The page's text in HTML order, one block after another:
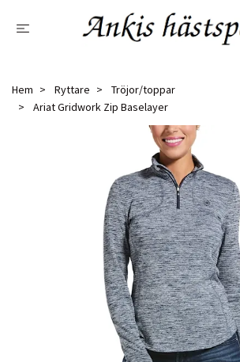
Hem Ryttare
Tröjor/toppar
Ariat Gridwork Zip Baselayer